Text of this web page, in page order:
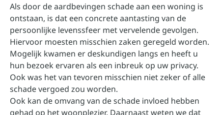
Als door de aardbevingen schade aan een woning is
ontstaan, is dat een concrete aantasting van de
persoonlijke levenssfeer met vervelende gevolgen.
Hiervoor moesten misschien zaken geregeld worden.
Mogelijk kwamen er deskundigen langs en heeft u
hun bezoek ervaren als een inbreuk op uw privacy.
Ook was het van tevoren misschien niet zeker of alle
schade vergoed zou worden.
Ook kan de omvang van de schade invloed hebben
gehad op het woonplezier. Daarnaast weten we dat